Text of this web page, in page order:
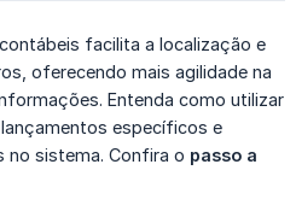
facilita a localização e
oferecendo mais agilidade na
Entenda como utilizar
específicos e
no sistema. Confira o passo a